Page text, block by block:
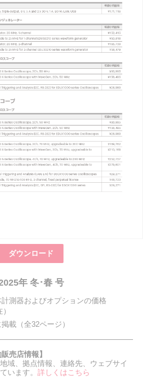
ダウンロード
年 冬･春 号
測器およびオプションの価格
載（全32ページ）
売店情報】
域、拠点情報、連絡先、ウェブサイ
います。 詳しくはこちら